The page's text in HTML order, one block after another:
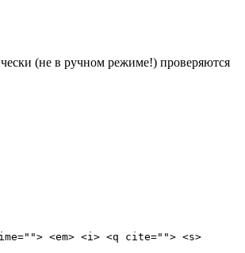
(не в ручном режиме!) проверяются
<em> <i> <q cite=""> <s>